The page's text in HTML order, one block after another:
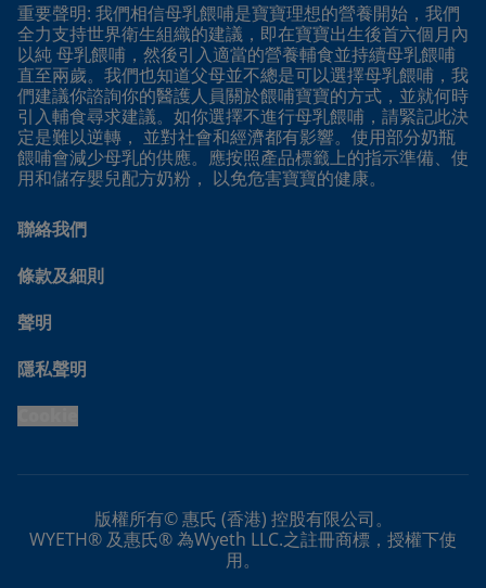
重要聲明: 我們相信母乳餵哺是寶寶理想的營養開始，我們
全力支持世界衛生組織的建議，即在寶寶出生後首六個月內
以純 母乳餵哺，然後引入適當的營養輔食並持續母乳餵哺
直至兩歲。我們也知道父母並不總是可以選擇母乳餵哺，我
們建議你諮詢你的醫護人員關於餵哺寶寶的方式，並就何時
引入輔食尋求建議。如你選擇不進行母乳餵哺，請緊記此決
定是難以逆轉， 並對社會和經濟都有影響。使用部分奶瓶
餵哺會減少母乳的供應。應按照產品標籤上的指示準備、使
用和儲存嬰兒配方奶粉， 以免危害寶寶的健康。
聯絡我們
條款及細則
聲明
隱私聲明
版權所有© 惠氏 (香港) 控股有限公司。
WYETH® 及惠氏® 為Wyeth LLC.之註冊商標，授權下使
用。